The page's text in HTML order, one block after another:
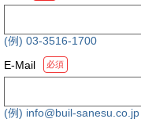
(例) 03-3516-1700
E-Mail
必須
(例) info@buil-sanesu.co.jp